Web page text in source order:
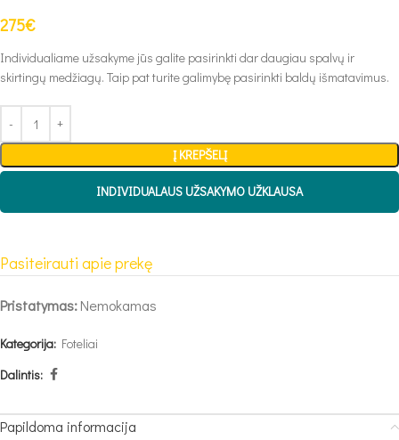
275€
Individualiame užsakyme jūs galite pasirinkti dar daugiau spalvų ir
skirtingų medžiagų. Taip pat turite galimybę pasirinkti baldų išmatavimus.
Į KREPŠELĮ
INDIVIDUALAUS UŽSAKYMO UŽKLAUSA
Pasiteirauti apie prekę
Pristatymas:Nemokamas
Kategorija: Foteliai
Dalintis:
Papildoma informacija